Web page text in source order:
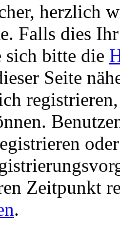
herzlich
Falls dies
sich bitte die
Seite
Zeitpunkt
.